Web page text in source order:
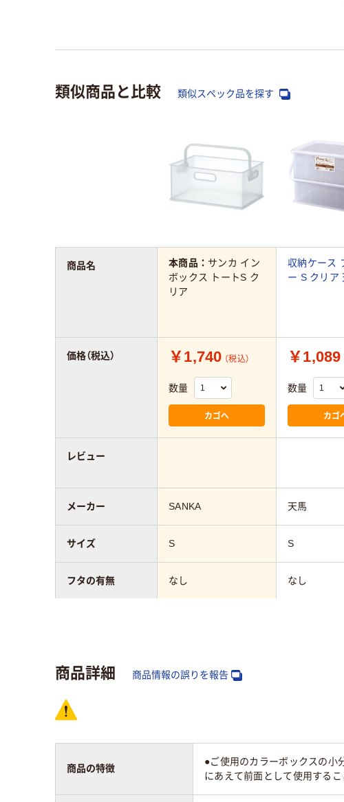
類似商品と比較 類似スペック品を探す
本商品： サンカ イン
ボックス トートS ク
リア
収納ケース
ー S クリア
￥1,740 （税込）
数量
カゴへ
￥1,089
数量
カゴ
SANKA 天馬
S S
なし なし
ポリプロピレン
商品名
価格（税込）
レビュー
メーカー
サイズ
フタの有無
材質
商品詳細 商品情報の誤りを報告
商品の特徴
●ご使用のカラーボックスの小
にあえて前面として使用する